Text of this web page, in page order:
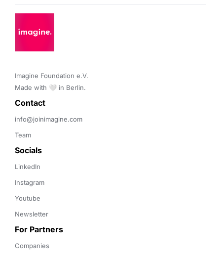
Imagine Foundation e.V.
Made with 🤍 in Berlin.
Contact
info@joinimagine.com
Team
Socials
LinkedIn
Instagram
Youtube
Newsletter
For Partners
Companies